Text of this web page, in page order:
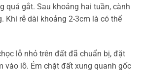
quá gắt. Sau khoảng hai tuần, cành
Khi rễ dài khoảng 2-3cm là có thể
lỗ nhỏ trên đất đã chuẩn bị, đặt
vào lỗ. Ém chặt đất xung quanh gốc